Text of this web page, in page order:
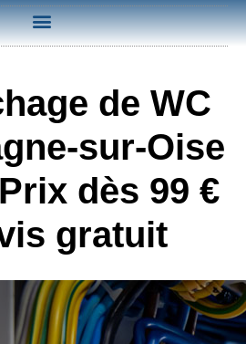
de WC
sur-Oise
dès 99 €
gratuit